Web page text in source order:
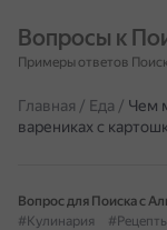
Вопросы к
Примеры ответов
Главная / Еда / Чем
варениках с
Вопрос для Поиска с
#Кулинария
#Рецепты